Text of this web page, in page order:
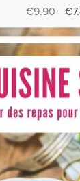
€9.90